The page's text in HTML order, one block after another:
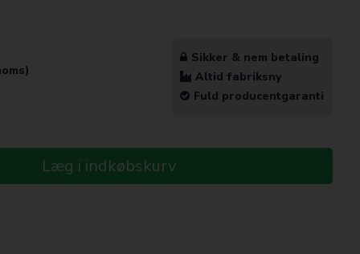
Sikker & nem betaling
Altid fabriksny
Fuld producentgaranti
Læg i indkøbskurv